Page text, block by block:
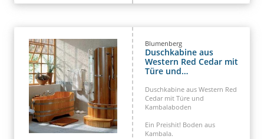
Blumenberg
Duschkabine aus
Western Red Cedar mit
Türe und
Duschkabine aus Western Red
Cedar mit Türe und
Kambalaboden
Ein Preishit! Boden aus
Kambala.